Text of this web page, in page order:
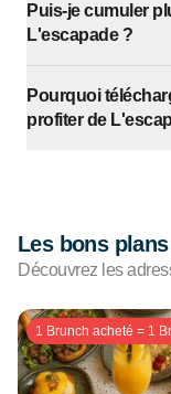
Puis-je cumuler
L'escapade ?
Pourquoi
profiter de
Les bons
Découvrez les
1 Brunch acheté = 1